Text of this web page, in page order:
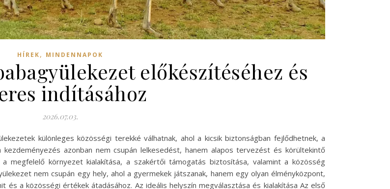
HÍREK, MINDENNAPOK
előkészítéséhez és
indításához
2026.07.03.
különleges közösségi terekké válhatnak, ahol a kicsik biztonságban fejlődhetnek, a
azonban nem csupán lelkesedést, hanem alapos tervezést és körültekintő
megfelelő környezet kialakítása, a szakértői támogatás biztosítása, valamint a közösség
nem csupán egy hely, ahol a gyermekek játszanak, hanem egy olyan élményközpont,
és a közösségi értékek átadásához. Az ideális helyszín megválasztása és kialakítása Az első